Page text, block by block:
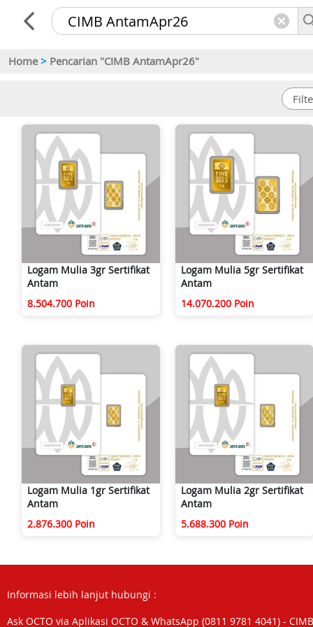
Home > Pencarian "CIMB AntamApr26"
Logam Mulia 3gr Sertifikat
Antam
8.504.700 Poin
Logam Mulia 5gr Sertifikat
Antam
14.070.200 Poin
Logam Mulia 1gr Sertifikat
Antam
2.876.300 Poin
Logam Mulia 2gr Sertifikat
Antam
5.688.300 Poin
Informasi lebih lanjut hubungi :
Ask OCTO via Aplikasi OCTO & WhatsApp (0811 9781 4041) - CIMB